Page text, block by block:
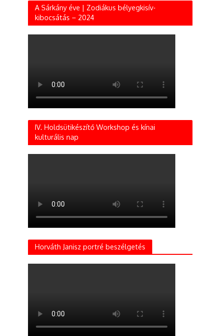
A Sárkány éve | Zodiákus bélyegkisív-
kibocsátás – 2024
IV. Holdsütikészítő Workshop és kínai
kulturális nap
Horváth Janisz portré beszélgetés